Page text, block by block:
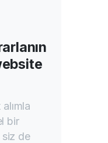
bir
siz de